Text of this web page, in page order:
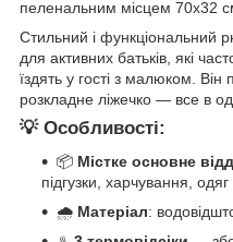
пеленальним місцем 70х32
Стильний і функціональний
для активних батьків, які
їздять у гості з малюком. Він
розкладне ліжечко — все в
💡 Особливості:
📦 Містке основне
підгузки, харчування, одяг
🌧️ Матеріал: